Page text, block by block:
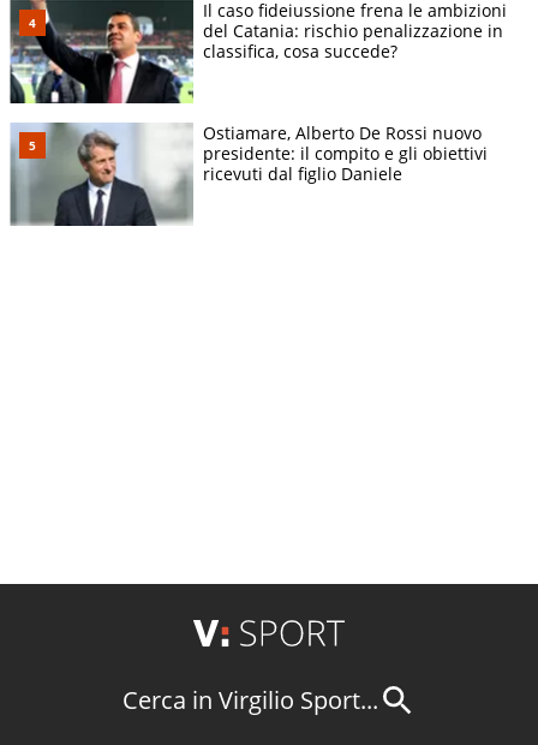
Il caso fideiussione frena le ambizioni
del Catania: rischio penalizzazione in
classifica, cosa succede?
Ostiamare, Alberto De Rossi nuovo
presidente: il compito e gli obiettivi
ricevuti dal figlio Daniele
Cerca in Virgilio Sport...